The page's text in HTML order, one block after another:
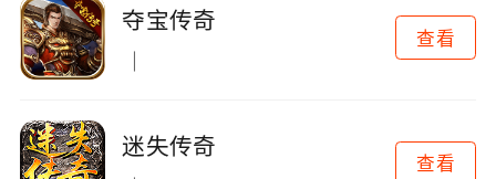
夺宝传奇
查看
迷失传奇
查看